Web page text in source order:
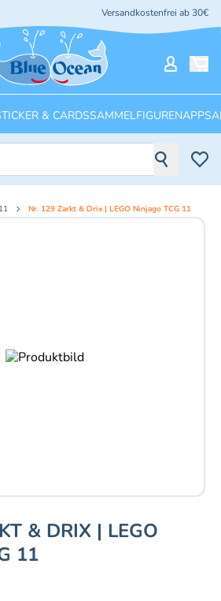
Versandkostenfrei ab 30€
& CARDSSAMMELFIGURENAPPS
Nr. 129 Zarkt & Drix | LEGO Ninjago TCG 11
& DRIX | LEGO
11